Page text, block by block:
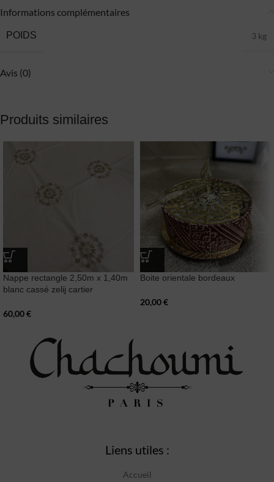
Informations complémentaires
POIDS 3 kg
Avis (0)
Produits similaires
Nappe rectangle 2,50m x 1,40m
blanc cassé zelij cartier
60,00€
Boite orientale bordeaux
20,00€
Liens utiles :
Accueil